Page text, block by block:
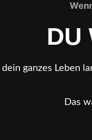
DU
ganzes Leben
Das